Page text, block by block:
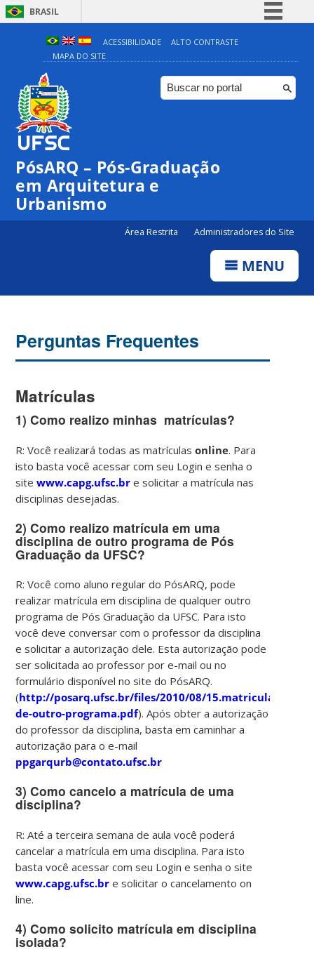
BRASIL
Simplifique!
Comunica BR
Participe
ACESSIBILIDADE
ALTO CONTRASTE
MAPA DO SITE
PósARQ – Pós-Graduação
em Arquitetura e
Urbanismo
Área Restrita Administradores do Site
MENU
Perguntas Frequentes
Matrículas
1)Como realizo minhas matrículas?
R: Você realizará todas as matrículasonline. Para
isto basta você acessar com seu Login e senha o
sitewww.capg.ufsc.br e solicitar a matrícula nas
disciplinas desejadas.
2)Como realizo matrícula em uma
disciplina de outro programa de Pós
Graduação da UFSC?
R: Você como aluno regular do PósARQ, pode
realizar matrícula em disciplina de qualquer outro
programa de Pós Graduação da UFSC. Para isto
você deve conversar com o professor da disciplina
e solicitar a autorização dele. Esta autorização pode
ser solicitada ao professor por e-mail ou no
formulário disponível no site do PósARQ.
(http://posarq.ufsc.br/files/2010/08/15.matricula-
de-outro-programa.pdf). Após obter a autorização
do professor da disciplina, basta em caminhar a
autorização para o e-mail
ppgarqurb@contato.ufsc.br
3)Como cancelo a matrícula de uma
disciplina?
R: Até a terceira semana de aula você poderá
cancelar a matrícula em uma disciplina. Para isto
basta você acessar com seu Login e senha o site
www.capg.ufsc.br e solicitar o cancelamento on
line.
4)Como solicito matrícula em disciplina
isolada?